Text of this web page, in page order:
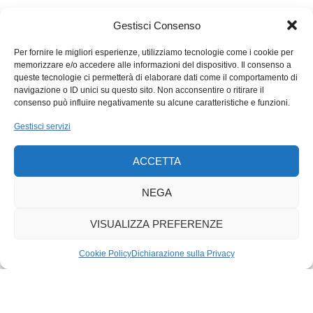
Gestisci Consenso
Per fornire le migliori esperienze, utilizziamo tecnologie come i cookie per
memorizzare e/o accedere alle informazioni del dispositivo. Il consenso a
queste tecnologie ci permetterà di elaborare dati come il comportamento di
navigazione o ID unici su questo sito. Non acconsentire o ritirare il
consenso può influire negativamente su alcune caratteristiche e funzioni.
Gestisci servizi
ACCETTA
NEGA
VISUALIZZA PREFERENZE
Cookie PolicyDichiarazione sulla Privacy
di segno opposto. Il successo della serie, e del film, Downton
al piacere di ritrovare immagini di un’eleganza perduta.
Reazioni paragonabili sta suscitando la saga dei Florio, pagine
di storia in cui la cura dell’abbigliamento esprime il culto del
bello, frutto di disciplina e rispetto di sé e dell’altro, in grado di